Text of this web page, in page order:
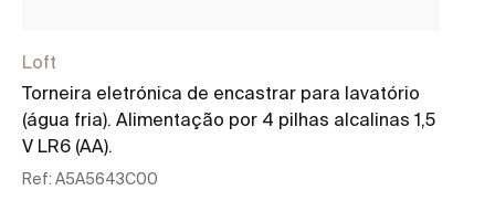
Loft
Torneira eletrónica de encastrar para lavatório
(água fria). Alimentação por 4 pilhas alcalinas 1,5
V LR6 (AA).
Ref: A5A5643C00